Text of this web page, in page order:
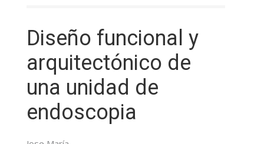
Diseño funcional y
arquitectónico de
una unidad de
endoscopia